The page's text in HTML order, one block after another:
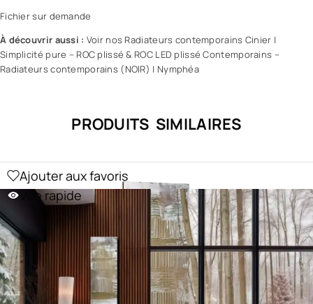
Fichier sur demande
À découvrir aussi : Voir nos Radiateurs contemporains Cinier |
Simplicité pure – ROC plissé & ROC LED plissé Contemporains –
Radiateurs contemporains (NOIR) | Nymphéa
PRODUITS SIMILAIRES
Ajouter aux favoris
Vue rapide